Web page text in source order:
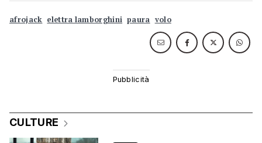
afrojack elettra lamborghini paura volo
CULTURE